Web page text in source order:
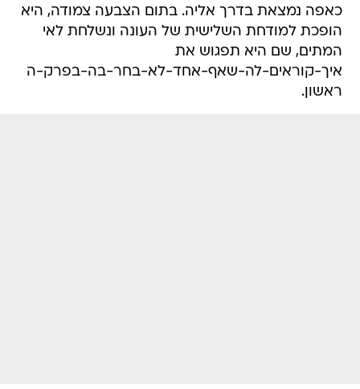
כאפה נמצאת בדרך אליה. בתום הצבעה צמודה, היא
הופכת למודחת השלישית של העונה ונשלחת לאי
המתים, שם היא תפגוש את
איך-קוראים-לה-שאף-אחד-לא-בחר-בה-בפרק-ה
ראשון.